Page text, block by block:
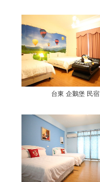
台東 企鵝堡 民宿